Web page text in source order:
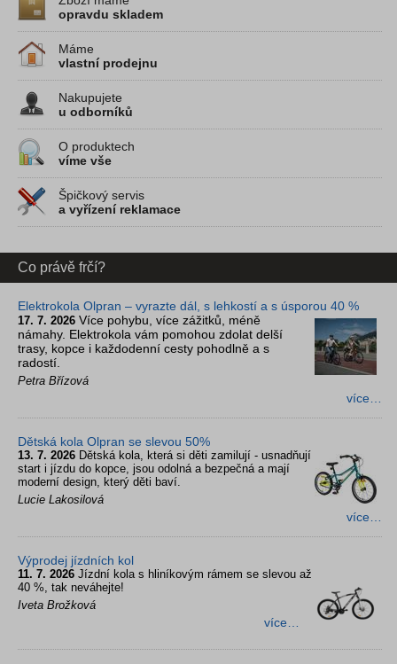
opravdu skladem
Máme
vlastní prodejnu
Nakupujete
u odborníků
O produktech
víme vše
Špičkový servis
a vyřízení reklamace
Co právě frčí?
Elektrokola Olpran – vyrazte dál, s lehkostí a s úsporou 40 %
17. 7. 2026 Více pohybu, více zážitků, méně
námahy. Elektrokola vám pomohou zdolat delší
trasy, kopce i každodenní cesty pohodlně a s
radostí.
Petra Břízová
více…
Dětská kola Olpran se slevou 50%
13. 7. 2026 Dětská kola, která si děti zamilují - usnadňují
start i jízdu do kopce, jsou odolná a bezpečná a mají
moderní design, který děti baví.
Lucie Lakosilová
více…
Výprodej jízdních kol
11. 7. 2026 Jízdní kola s hliníkovým rámem se slevou až
40 %, tak neváhejte!
Iveta Brožková
více…